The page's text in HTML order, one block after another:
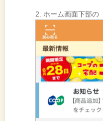
2. ホーム画面下部の